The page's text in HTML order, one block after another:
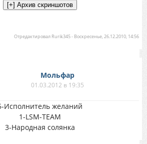
Отредактировал Rurik345- Воскресенье, 26.12.2010, 14:56
Мольфар
01.03.2012 в 19:35
Исполнитель желаний
1-LSM-TEAM
3-Народная солянка